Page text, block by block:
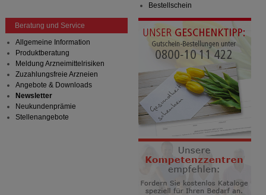
Bestellschein
Beratung und Service
Allgemeine Information
Produktberatung
Meldung Arzneimittelrisiken
Zuzahlungsfreie Arzneien
Angebote & Downloads
Newsletter
Neukundenprämie
Stellenangebote